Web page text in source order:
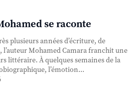
se raconte
plusieurs années d’écriture, de
Mohamed Camara franchit une
littéraire. À quelques semaines de la
l’émotion...